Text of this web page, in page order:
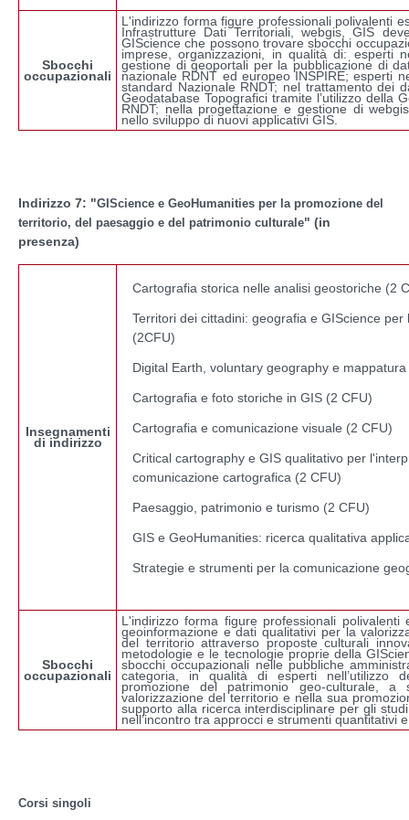
Sbocchi
occupazionali
L'indirizzo forma figure professionali polivalenti
Infrastrutture Dati Territoriali, webgis, GIS
GIScience che possono trovare sbocchi
imprese, organizzazioni, in qualità di: esperti
gestione di geoportali per la pubblicazione di
nazionale RDNT ed europeo INSPIRE; esperti
standard Nazionale RNDT; nel trattamento dei
Geodatabase Topografici tramite l’utilizzo della
RNDT; nella progettazione e gestione di
nello sviluppo di nuovi applicativi GIS.
Indirizzo 7: "GIScience e GeoHumanities per la promozione del
territorio, del paesaggio e del patrimonio culturale" (in
presenza)
Insegnamenti
di indirizzo
Cartografia storica nelle analisi geostoriche (2
Territori dei cittadini: geografia e GIScience
(2CFU)
Digital Earth, voluntary geography e
Cartografia e foto storiche in GIS (2 CFU)
Cartografia e comunicazione visuale (2 CFU)
Critical cartography e GIS qualitativo per
comunicazione cartografica (2 CFU)
Paesaggio, patrimonio e turismo (2 CFU)
GIS e GeoHumanities: ricerca qualitativa
Strategie e strumenti per la comunicazione
Sbocchi
occupazionali
L'indirizzo forma figure professionali
geoinformazione e dati qualitativi per la
del territorio attraverso proposte culturali
metodologie e le tecnologie proprie della
sbocchi occupazionali nelle pubbliche
categoria, in qualità di esperti nell’utilizzo
promozione del patrimonio geo-culturale,
valorizzazione del territorio e nella sua
supporto alla ricerca interdisciplinare per gli
nell’incontro tra approcci e strumenti quantitativi
Corsi singoli